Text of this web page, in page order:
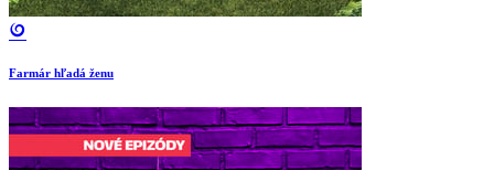
Farmár hľadá ženu